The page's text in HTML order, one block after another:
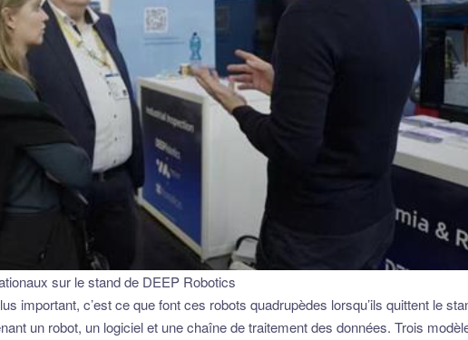
sur le stand de DEEP Robotics
important, c’est ce que font ces robots quadrupèdes lorsqu’ils quittent le
un robot, un logiciel et une chaîne de traitement des données. Trois